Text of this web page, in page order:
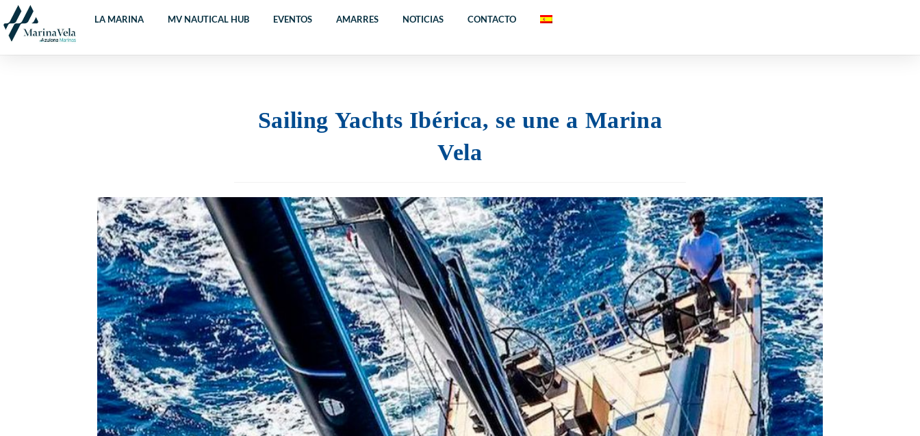
LA MARINA MV NAUTICAL HUB EVENTOS AMARRES NOTICIAS CONTACTO
Sailing Yachts Ibérica, se une a Marina
Vela